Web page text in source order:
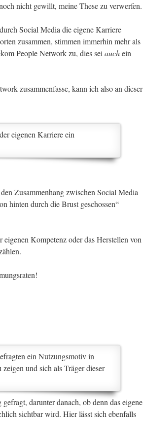
nicht gewillt, meine These zu verwerfen.
Social Media die eigene Karriere
zusammen, stimmen immerhin mehr als
People Network zu, dies sei auchein
zusammenfasse, kann ich also an dieser
eigenen Karriere ein
Zusammenhang zwischen Social Media
hinten durch die Brust geschossen“
Kompetenz oder das Herstellen von
ein Nutzungsmotiv in
und sich als Träger dieser
darunter danach, ob denn das eigene
sichtbar wird. Hier lässt sich ebenfalls